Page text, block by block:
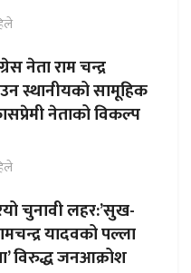
नेता राम चन्द्र
स्थानीयको सामूहिक
नेताको विकल्प
चुनावी लहर:’सुख-
यादवको पल्ला
विरुद्ध जनआक्रोश